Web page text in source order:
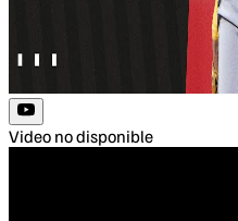
Video no disponible